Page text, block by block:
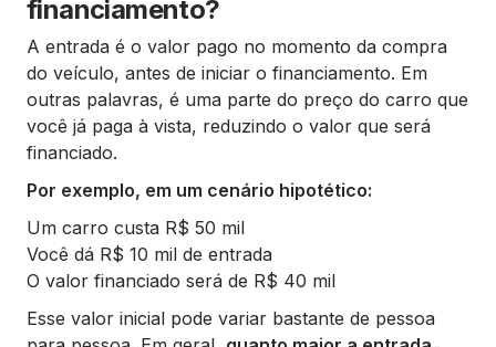
financiamento?
A entrada é o valor pago no momento da compra
do veículo, antes de iniciar o financiamento. Em
outras palavras, é uma parte do preço do carro que
você já paga à vista, reduzindo o valor que será
financiado.
Por exemplo, em um cenário hipotético:
Um carro custa R$ 50 mil
Você dá R$ 10 mil de entrada
O valor financiado será de R$ 40 mil
Esse valor inicial pode variar bastante de pessoa